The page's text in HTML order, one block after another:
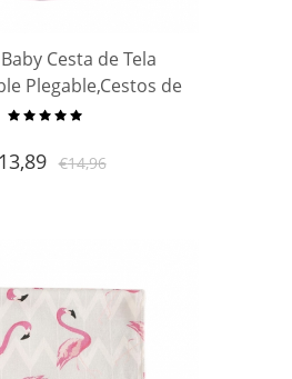
Cesta de Tela
Plegable,Cestos de
la
de Canastas
13,89 €14,96